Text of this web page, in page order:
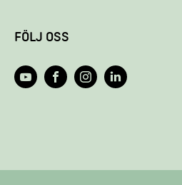
FÖLJ OSS